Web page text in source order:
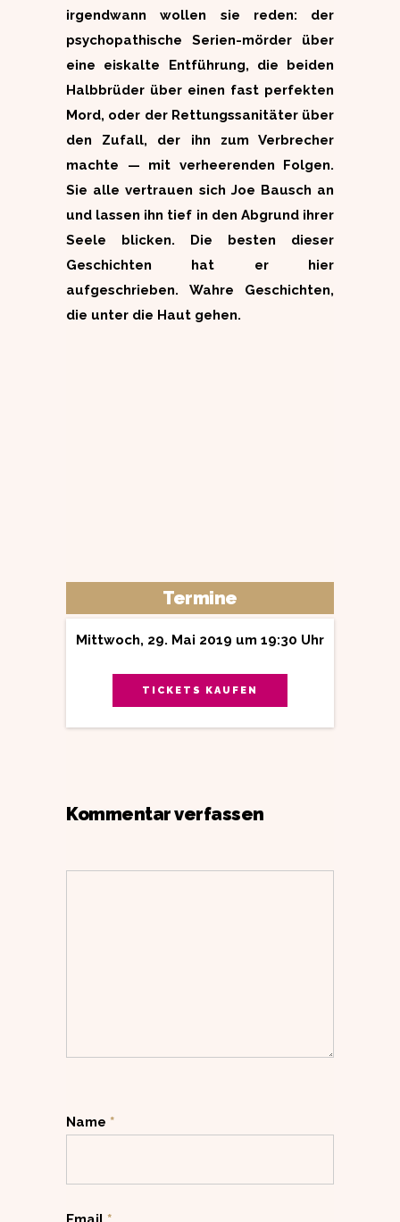
irgendwann wollen sie reden: der
psychopathische Serien-mörder über
eine eiskalte Entführung, die beiden
Halbbrüder über einen fast perfekten
Mord, oder der Rettungssanitäter über
den Zufall, der ihn zum Verbrecher
machte — mit verheerenden Folgen.
Sie alle vertrauen sich Joe Bausch an
und lassen ihn tief in den Abgrund ihrer
Seele blicken. Die besten dieser
Geschichten hat er hier
aufgeschrieben. Wahre Geschichten,
die unter die Haut gehen.
Termine
Mittwoch, 29. Mai 2019 um 19:30 Uhr
TICKETS KAUFEN
Kommentar verfassen
Name *